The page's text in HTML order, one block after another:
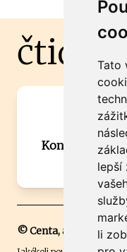
Tato
lepší
li
Máte
Kontaktujte
© Centa, a.s.